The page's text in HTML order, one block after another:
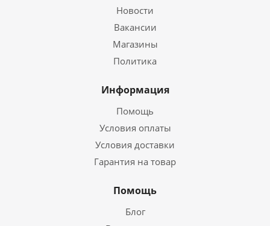
Новости
Вакансии
Магазины
Политика
Информация
Помощь
Условия оплаты
Условия доставки
Гарантия на товар
Помощь
Блог